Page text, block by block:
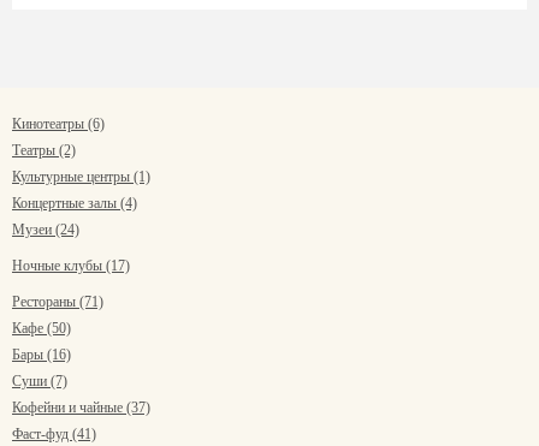
Кинотеатры (6)
Театры (2)
Культурные центры (1)
Концертные залы (4)
Музеи (24)
Ночные клубы (17)
Рестораны (71)
Кафе (50)
Бары (16)
Суши (7)
Кофейни и чайные (37)
Фаст-фуд (41)